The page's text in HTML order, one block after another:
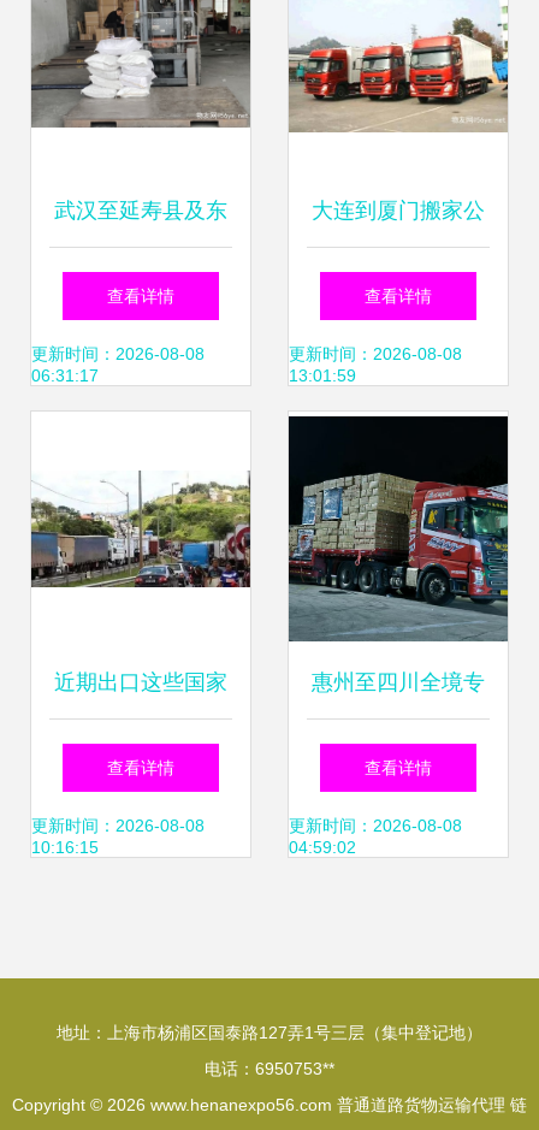
发展新机遇
武汉至延寿县及东
北全境物流专线
2023年省市县乡镇
析
查看详情
更新时间：2026-08-08
06:31:17
大连到厦门搬家公
司2023 省市县与
乡镇高效派送，时
输代理服务
查看详情
更新时间：2026-08-08
13:01:59
近期出口这些国家
面临货物延迟风
险！运输代理须谨
查看详情
更新时间：2026-08-08
10:16:15
惠州至四川全境专
线 南部物流直达，
普通货物运输代理
查看详情
更新时间：2026-08-08
04:59:02
地址：上海市杨浦区国泰路127弄1号三层（集中登记地）
电话：6950753**
Copyright © 2026 www.henanexpo56.com 普通道路货物运输代理 链